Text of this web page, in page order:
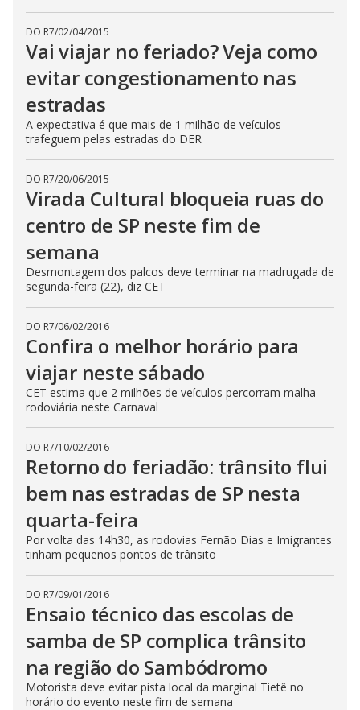
DO R7/02/04/2015
Vai viajar no feriado? Veja como
evitar congestionamento nas
estradas
A expectativa é que mais de 1 milhão de veículos
trafeguem pelas estradas do DER
DO R7/20/06/2015
Virada Cultural bloqueia ruas do
centro de SP neste fim de
semana
Desmontagem dos palcos deve terminar na madrugada de
segunda-feira (22), diz CET
DO R7/06/02/2016
Confira o melhor horário para
viajar neste sábado
CET estima que 2 milhões de veículos percorram malha
rodoviária neste Carnaval
DO R7/10/02/2016
Retorno do feriadão: trânsito flui
bem nas estradas de SP nesta
quarta-feira
Por volta das 14h30, as rodovias Fernão Dias e Imigrantes
tinham pequenos pontos de trânsito
DO R7/09/01/2016
Ensaio técnico das escolas de
samba de SP complica trânsito
na região do Sambódromo
Motorista deve evitar pista local da marginal Tietê no
horário do evento neste fim de semana